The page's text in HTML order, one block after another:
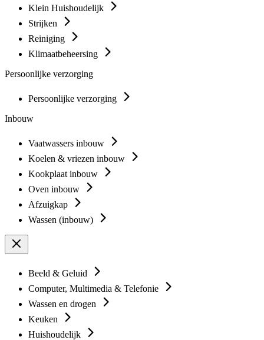
Klein Huishoudelijk
Strijken
Reiniging
Klimaatbeheersing
Persoonlijke verzorging
Persoonlijke verzorging
Inbouw
Vaatwassers inbouw
Koelen & vriezen inbouw
Kookplaat inbouw
Oven inbouw
Afzuigkap
Wassen (inbouw)
Beeld & Geluid
Computer, Multimedia & Telefonie
Wassen en drogen
Keuken
Huishoudelijk